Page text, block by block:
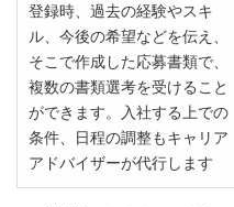
登録時、過去の経験やスキ
ル、今後の希望などを伝え、
そこで作成した応募書類で、
複数の書類選考を受けること
ができます。入社する上での
条件、日程の調整もキャリア
アドバイザーが代行します